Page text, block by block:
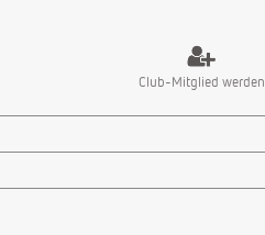
Club-Mitglied werden